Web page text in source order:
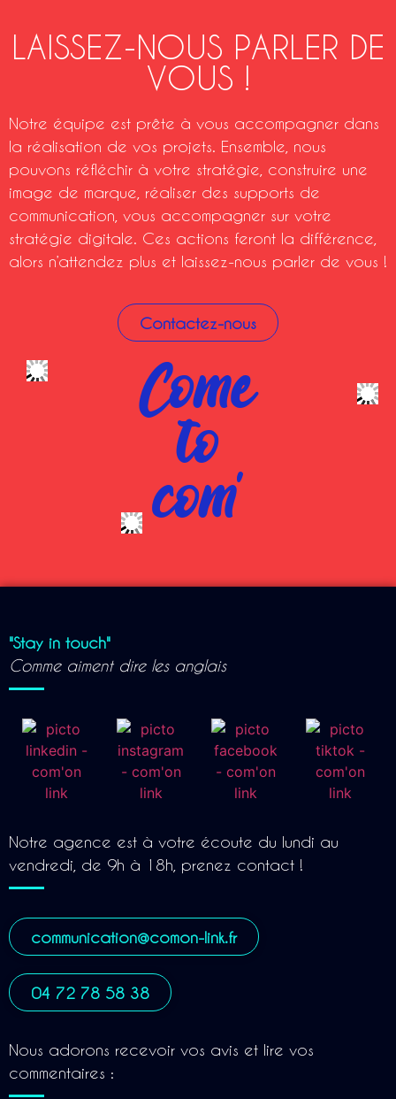
LAISSEZ-NOUS PARLER DE
VOUS !
Notre équipe est prête à vous accompagner dans
la réalisation de vos projets. Ensemble, nous
pouvons réfléchir à votre stratégie, construire une
image de marque, réaliser des supports de
communication, vous accompagner sur votre
stratégie digitale. Ces actions feront la différence,
alors n’attendez plus et laissez-nous parler de vous !
Contactez-nous
Come
to
com'
"Stay in touch"
Comme aiment dire les anglais
Notre agence est à votre écoute du lundi au
vendredi, de 9h à 18h, prenez contact !
communication@comon-link.fr
04 72 78 58 38
Nous adorons recevoir vos avis et lire vos
commentaires :